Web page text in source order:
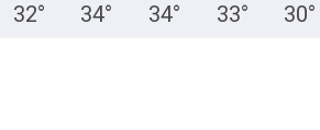
32° 34° 34° 33° 30°